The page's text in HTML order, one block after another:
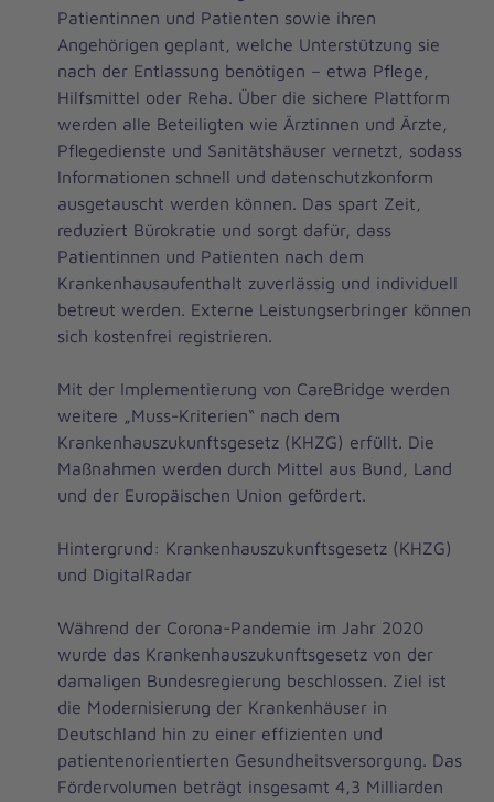
Patientinnen und Patienten sowie ihren
Angehörigen geplant, welche Unterstützung sie
nach der Entlassung benötigen – etwa Pflege,
Hilfsmittel oder Reha. Über die sichere Plattform
werden alle Beteiligten wie Ärztinnen und Ärzte,
Pflegedienste und Sanitätshäuser vernetzt, sodass
Informationen schnell und datenschutzkonform
ausgetauscht werden können. Das spart Zeit,
reduziert Bürokratie und sorgt dafür, dass
Patientinnen und Patienten nach dem
Krankenhausaufenthalt zuverlässig und individuell
betreut werden. Externe Leistungserbringer können
sich kostenfrei registrieren.
Mit der Implementierung von CareBridge werden
weitere „Muss-Kriterien“ nach dem
Krankenhauszukunftsgesetz (KHZG) erfüllt. Die
Maßnahmen werden durch Mittel aus Bund, Land
und der Europäischen Union gefördert.
Hintergrund: Krankenhauszukunftsgesetz (KHZG)
und DigitalRadar
Während der Corona-Pandemie im Jahr 2020
wurde das Krankenhauszukunftsgesetz von der
damaligen Bundesregierung beschlossen. Ziel ist
die Modernisierung der Krankenhäuser in
Deutschland hin zu einer effizienten und
patientenorientierten Gesundheitsversorgung. Das
Fördervolumen beträgt insgesamt 4,3 Milliarden